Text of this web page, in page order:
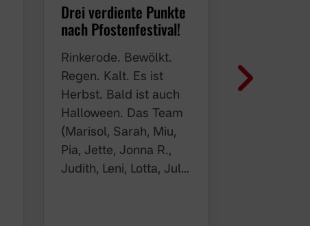
Drei verdiente Punkte
nach Pfostenfestival!
Rinkerode. Bewölkt.
Regen. Kalt. Es ist
Herbst. Bald ist auch
Halloween. Das Team
(Marisol, Sarah, Miu,
Pia, Jette, Jonna R.,
Judith, Leni, Lotta, Jul…
Unsere